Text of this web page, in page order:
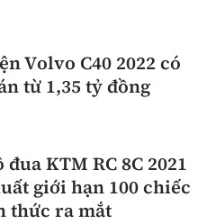
Volvo C40 2022 có
từ 1,35 tỷ đồng
đua KTM RC 8C 2021
giới hạn 100 chiếc
thức ra mắt